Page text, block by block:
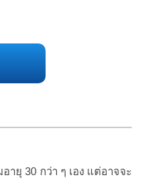
ยุ 30 กว่า ๆ เอง แต่อาจจะ